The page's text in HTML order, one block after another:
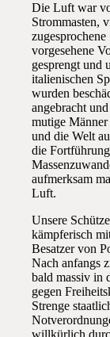
Die Luft war
Strommasten,
vorgesehene
gesprengt und
italienischen
wurden
angebracht
mutige
und die Welt
die
aufmerksam
Luft.
Unsere
kämpferisch
Besatzer von
Nach anfangs
bald massiv in
gegen
Strenge